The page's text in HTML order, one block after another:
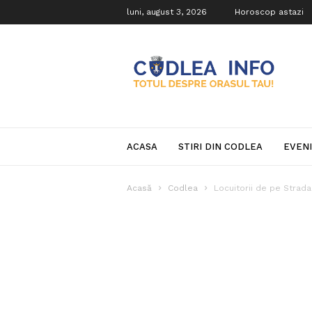
luni, august 3, 2026 Horoscop astazi
Info
ACASA STIRI DIN CODLEA
Acasă Codlea Locuitorii de pe